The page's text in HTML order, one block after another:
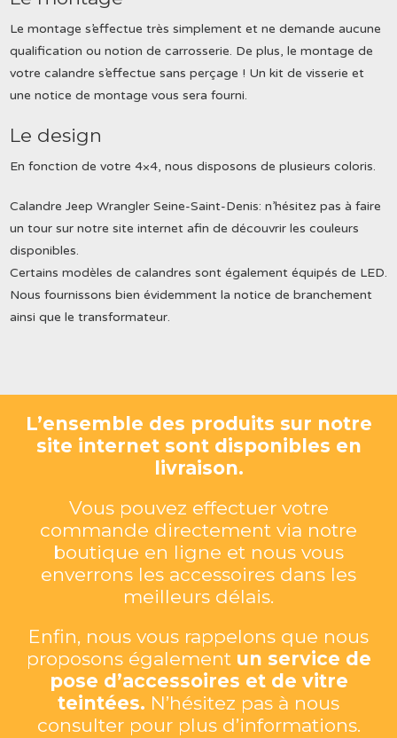
Le montage s’effectue très simplement et ne demande aucune
qualification ou notion de carrosserie. De plus, le montage de
votre calandre s’effectue sans perçage ! Un kit de visserie et
une notice de montage vous sera fourni.
Le design
En fonction de votre 4×4, nous disposons de plusieurs coloris.
Calandre Jeep Wrangler Seine-Saint-Denis: n’hésitez pas à faire
un tour sur notre site internet afin de découvrir les couleurs
disponibles.
Certains modèles de calandres sont également équipés de LED.
Nous fournissons bien évidemment la notice de branchement
ainsi que le transformateur.
L’ensemble des produits sur notre
site internet sont disponibles en
livraison.
Vous pouvez effectuer votre
commande directement via notre
boutique en ligne et nous vous
enverrons les accessoires dans les
meilleurs délais.
Enfin, nous vous rappelons que nous
proposons également un service de
pose d’accessoires et de vitre
teintées. N’hésitez pas à nous
consulter pour plus d’informations.